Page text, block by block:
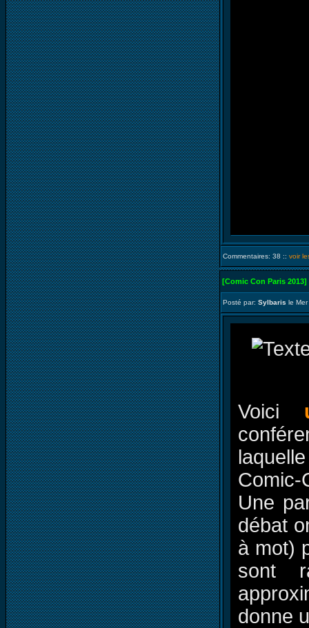
Commentaires: 38 :: voir
[Comic Con Paris 2013]
Posté par: Sylbaris le
Voici
Comic-
Une
débat
à mot)
sont
donne